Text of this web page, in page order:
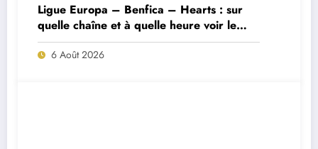
Ligue Europa – Benfica – Hearts : sur
quelle chaîne et à quelle heure voir le
match ?
6 Août 2026